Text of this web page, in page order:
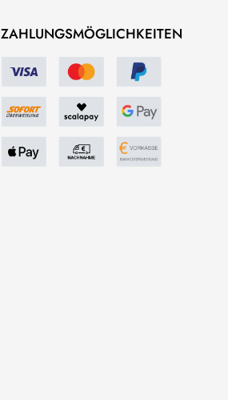
ZAHLUNGSMÖGLICHKEITEN